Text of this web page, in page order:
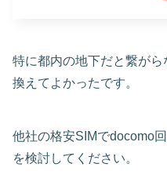
特に都内の地下だと繋が
換えてよかったです。
他社の格安SIMでdocomo
を検討してください。